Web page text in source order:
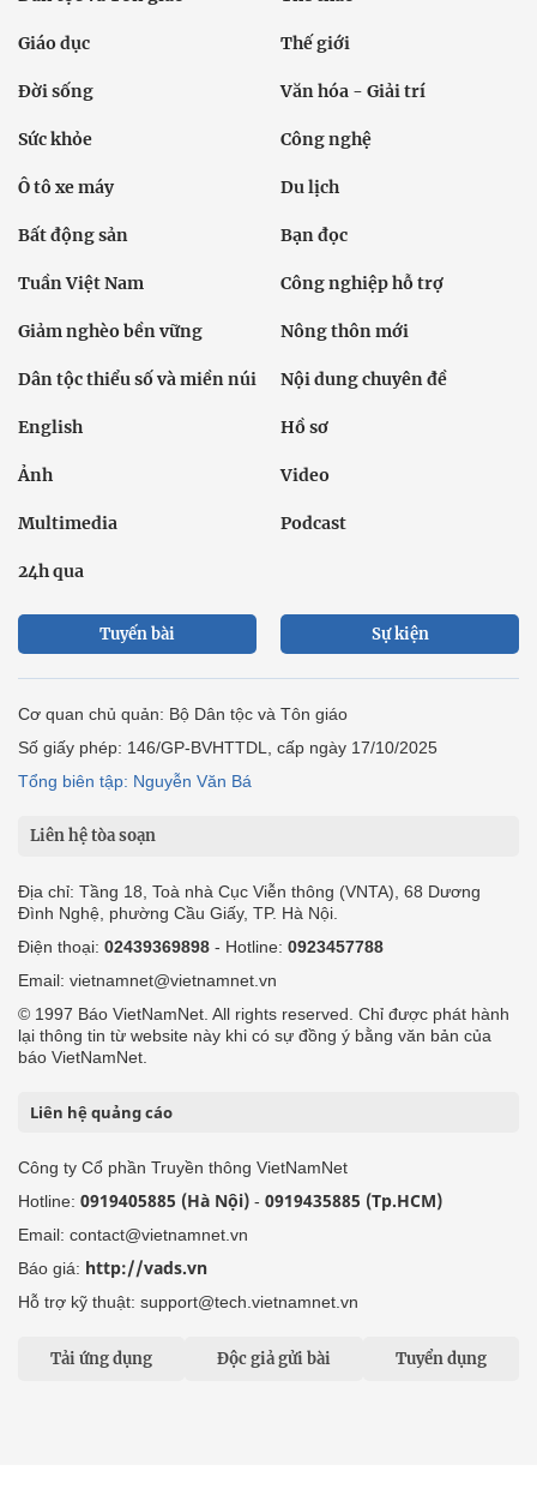
Giáo dục Thế giới
Đời sống Văn hóa - Giải trí
Sức khỏe Công nghệ
Ô tô xe máy Du lịch
Bất động sản Bạn đọc
Tuần Việt Nam Công nghiệp hỗ trợ
Giảm nghèo bền vững Nông thôn mới
Dân tộc thiểu số và miền núi Nội dung chuyên đề
English Hồ sơ
Ảnh Video
Multimedia Podcast
24h qua
Tuyến bài Sự kiện
Cơ quan chủ quản: Bộ Dân tộc và Tôn giáo
Số giấy phép: 146/GP-BVHTTDL, cấp ngày 17/10/2025
Tổng biên tập: Nguyễn Văn Bá
Liên hệ tòa soạn
Địa chỉ: Tầng 18, Toà nhà Cục Viễn thông (VNTA), 68 Dương
Đình Nghệ, phường Cầu Giấy, TP. Hà Nội.
Điện thoại: 02439369898 - Hotline: 0923457788
Email: vietnamnet@vietnamnet.vn
© 1997 Báo VietNamNet. All rights reserved. Chỉ được phát hành
lại thông tin từ website này khi có sự đồng ý bằng văn bản của
báo VietNamNet.
Liên hệ quảng cáo
Công ty Cổ phần Truyền thông VietNamNet
Hotline: 0919405885 (Hà Nội) - 0919435885 (Tp.HCM)
Email: contact@vietnamnet.vn
Báo giá: http://vads.vn
Hỗ trợ kỹ thuật: support@tech.vietnamnet.vn
Tải ứng dụng Độc giả gửi bài Tuyển dụng